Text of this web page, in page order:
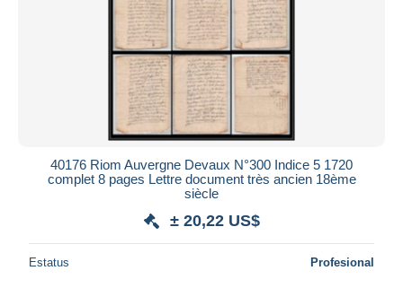
40176 Riom Auvergne Devaux N°300 Indice 5 1720
complet 8 pages Lettre document très ancien 18ème
siècle
± 20,22 US$
Estatus Profesional